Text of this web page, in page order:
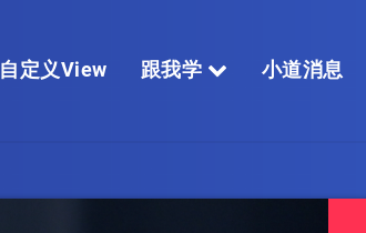
自定义View 跟我学 小道消息